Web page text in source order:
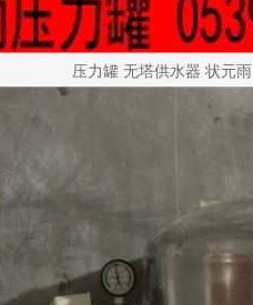
压力罐 无塔供水器 状元雨